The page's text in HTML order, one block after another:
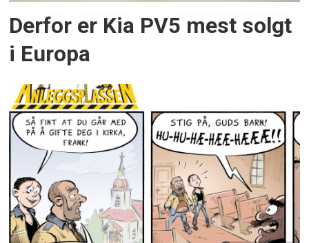
Derfor er Kia PV5 mest solgt
i Europa